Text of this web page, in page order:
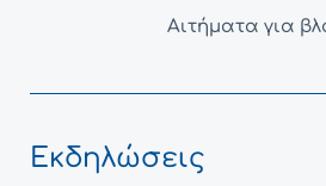
Αιτήματα για
Εκδηλώσεις